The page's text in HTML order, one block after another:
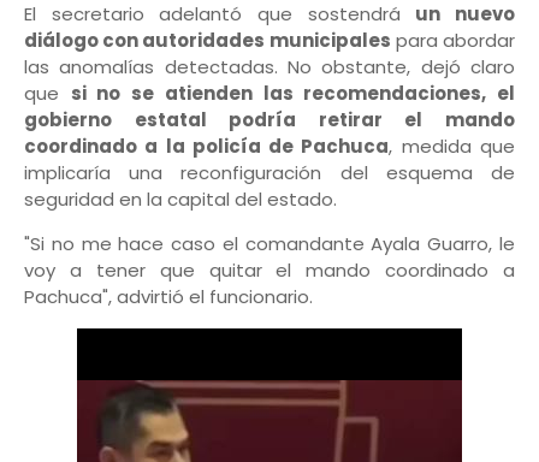
El secretario adelantó que sostendrá un nuevo
diálogo con autoridades municipales para abordar
las anomalías detectadas. No obstante, dejó claro
que si no se atienden las recomendaciones, el
gobierno estatal podría retirar el mando
coordinado a la policía de Pachuca, medida que
implicaría una reconfiguración del esquema de
seguridad en la capital del estado.
"Si no me hace caso el comandante Ayala Guarro, le
voy a tener que quitar el mando coordinado a
Pachuca", advirtió el funcionario.